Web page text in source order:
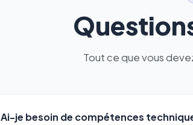
Tout ce que vous
Ai-je besoin de compétences